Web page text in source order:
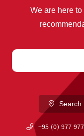
We are here
Search
+95 (0) 977